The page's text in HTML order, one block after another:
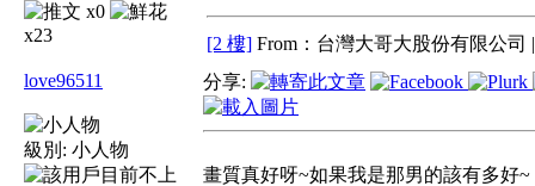
x0
x23
[2 樓] From：台灣大哥大股份有限公司
love96511
級別: 小人物
分享:
畫質真好呀~如果我是那男的該有多好~